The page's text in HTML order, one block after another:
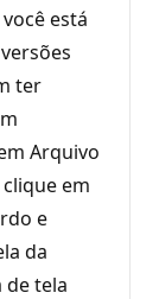
está
ter
Arquivo
em
e
da
de tela